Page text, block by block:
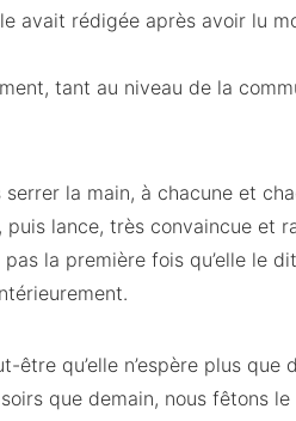
avait rédigée après avoir lu
tant au niveau de la
la main, à chacune et
lance, très convaincue et
la première fois qu’elle le
être qu’elle n’espère plus que
que demain, nous fêtons